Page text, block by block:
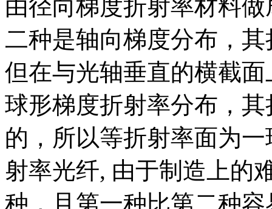
由径向梯度折射率材料
二种是轴向梯度分布，
但在与光轴垂直的横截
球形梯度折射率分布，
的，所以等折射率面为
射率光纤, 由于制造上的
种，且第一种比第二种